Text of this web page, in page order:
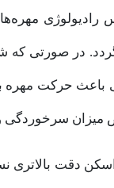
در صورتی که
باعث حرکت
میزان
دقت بالاتری